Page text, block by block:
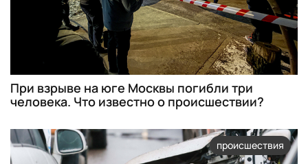
При взрыве на юге Москвы погибли три
человека. Что известно о происшествии?
происшествия